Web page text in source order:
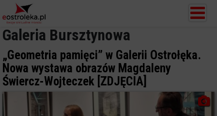
Galeria Bursztynowa
„Geometria pamięci” w Galerii Ostrołęka.
Nowa wystawa obrazów Magdaleny
Świercz-Wojteczek [ZDJĘCIA]